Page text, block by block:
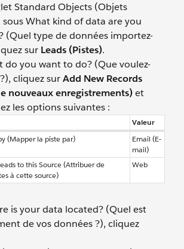
Standard Objects (Objets
What kind of data are you
(Quel type de données importez-
sur Leads (Pistes).
do you want to do? (Que voulez-
cliquez surAdd New Records
nouveaux enregistrements)et
les options suivantes :
Valeur
(Mapper la piste par)
Email (E-
mail)
to this Source (Attribuer de
à cette source)
Web
is your data located? (Quel est
de vos données ?), cliquez